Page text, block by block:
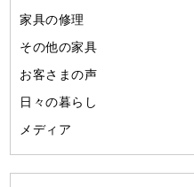
家具の修理
その他の家具
お客さまの声
日々の暮らし
メディア